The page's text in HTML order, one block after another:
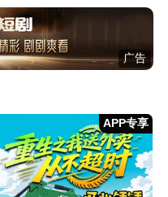
广告
APP专享